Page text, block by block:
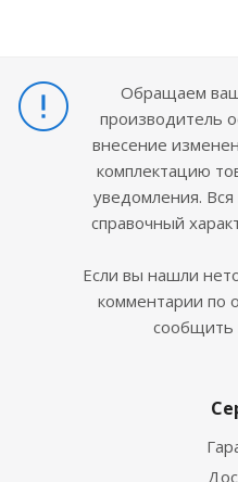
Обращаем
производитель
внесение
комплектацию
уведомления.
справочный
Если вы нашли
комментарии по
сообщить